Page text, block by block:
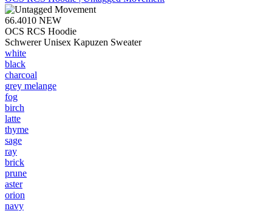
66.4010 NEW
OCS RCS Hoodie
Schwerer Unisex Kapuzen Sweater
white
black
charcoal
grey melange
fog
birch
latte
thyme
sage
ray
brick
prune
aster
orion
navy